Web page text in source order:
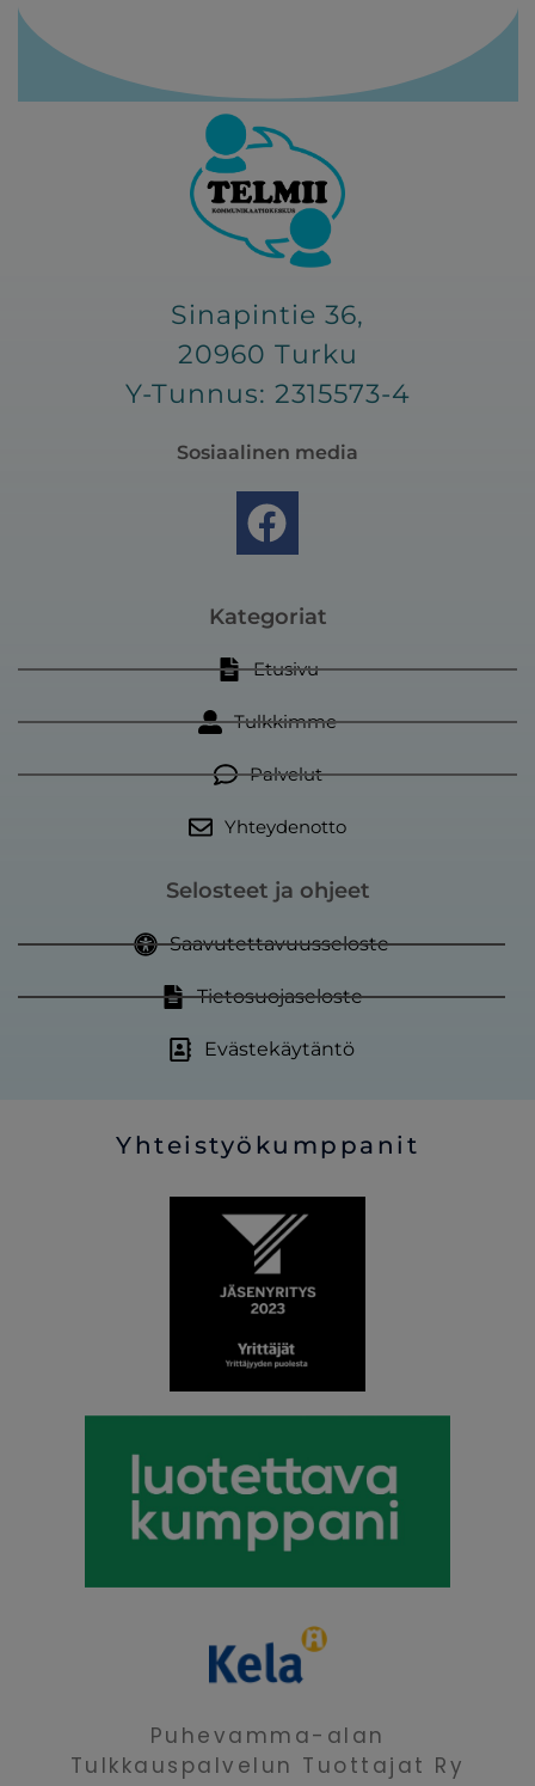
Sinapintie 36,
20960 Turku
Y-Tunnus: 2315573-4
Sosiaalinen media
F
a
e
b
o
o
k
Kategoriat
Etusivu
Tulkkimme
Palvelut
Yhteydenotto
Selosteet ja ohjeet
Saavutettavuusseloste
Tietosuojaseloste
Evästekäytäntö
Yhteistyökumppanit
Puhevamma-alan
Tulkkauspalvelun Tuottajat Ry